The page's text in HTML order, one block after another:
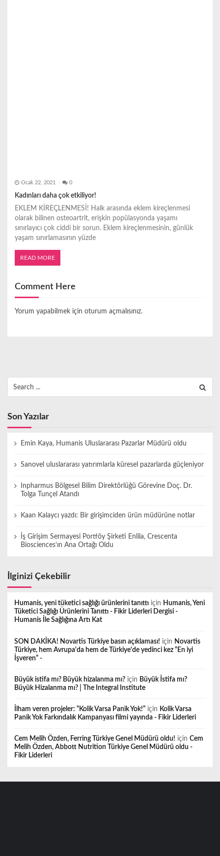
Ocak 22, 2021 0
Kadınları daha çok etkiliyor!
EKLEM KİREÇLENMESİ! Halk arasında eklem kireçlenmesi
olarak bilinen osteoartrit, erişkin popülasyonda yaşamı
sınırlayıcı çok ciddi bir sorun. Eklem kireçlenmesinin, günlük
yaşam sınırlamasının yüzde
READ MORE
Comment Here
Yorum yapabilmek için oturum açmalısınız.
for:
Son Yazılar
Emin Kaya, Humanis Uluslararası Pazarlar Müdürü oldu
Sanovel uluslararası yatırımlarla küresel pazarlarda güçleniyor
Inpharmus Bölgesel Bilim Direktörlüğü Görevine Doç. Dr.
Tolga Tunçel Atandı
Kaan Kalaycı yazdı: Bir girişimciden ürün müdürüne notlar
İş Girişim Sermayesi Portföy Şirketi Enlila, Crescenta
Biosciences’ın Ana Ortağı Oldu
İlginizi Çekebilir
Humanis, yeni tüketici sağlığı ürünlerini tanıttı için Humanis, Yeni
Tüketici Sağlığı Ürünlerini Tanıttı - Fikir Liderleri Dergisi -
Humanis İle Sağlığına Artı Kat
SON DAKİKA! Novartis Türkiye basın açıklaması! için Novartis
Türkiye, hem Avrupa'da hem de Türkiye'de yedinci kez “En iyi
İşveren” -
Büyük istifa mı? Büyük hizalanma mı? için Büyük İstifa mı?
Büyük Hizalanma mı? | The Integral Institute
İlham veren projeler: “Kolik Varsa Panik Yok!” için Kolik Varsa
Panik Yok Farkındalık Kampanyası filmi yayında - Fikir Liderleri
Cem Melih Özden, Ferring Türkiye Genel Müdürü oldu! için Cem
Melih Özden, Abbott Nutrition Türkiye Genel Müdürü oldu -
Fikir Liderleri